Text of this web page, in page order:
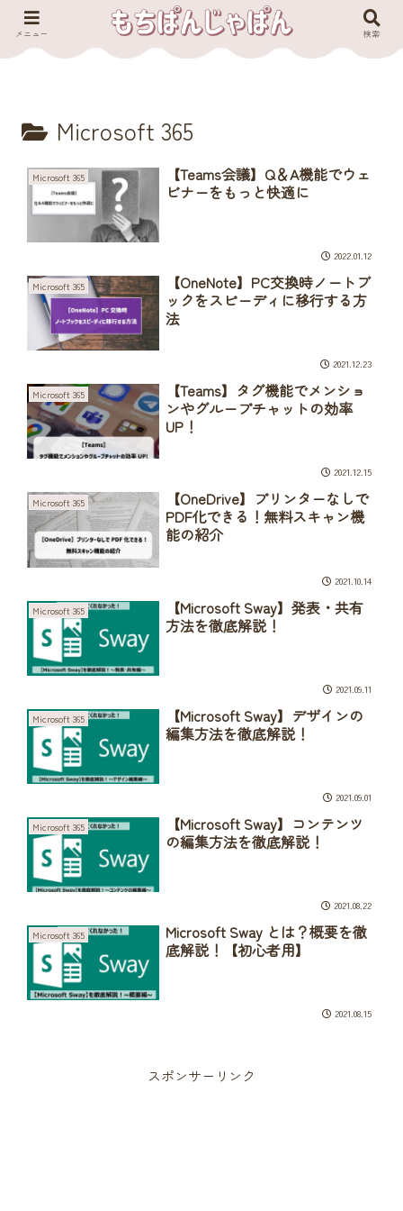
Microsoft 365
Microsoft 365
【Teams会議】Q＆A機能でウェ
ビナーをもっと快適に
2022.01.12
Microsoft 365
【OneNote】PC交換時ノートブ
ックをスピーディに移行する方
法
2021.12.23
Microsoft 365
【Teams】タグ機能でメンショ
ンやグループチャットの効率
UP！
2021.12.15
Microsoft 365
【OneDrive】プリンターなしで
PDF化できる！無料スキャン機
能の紹介
2021.10.14
Microsoft 365
【Microsoft Sway】発表・共有
方法を徹底解説！
2021.09.11
Microsoft 365
【Microsoft Sway】デザインの
編集方法を徹底解説！
2021.09.01
Microsoft 365
【Microsoft Sway】コンテンツ
の編集方法を徹底解説！
2021.08.22
Microsoft 365
Microsoft Sway とは？概要を徹
底解説！【初心者用】
2021.08.15
スポンサーリンク
メニュー 検索